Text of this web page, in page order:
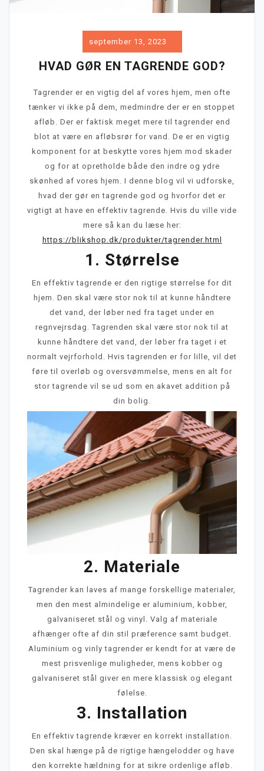
september 13, 2023
HVAD GØR EN TAGRENDE GOD?
Tagrender er en vigtig del af vores hjem, men ofte
tænker vi ikke på dem, medmindre der er en stoppet
afløb. Der er faktisk meget mere til tagrender end
blot at være en afløbsrør for vand. De er en vigtig
komponent for at beskytte vores hjem mod skader
og for at opretholde både den indre og ydre
skønhed af vores hjem. I denne blog vil vi udforske,
hvad der gør en tagrende god og hvorfor det er
vigtigt at have en effektiv tagrende. Hvis du ville vide
mere så kan du læse her:
https://blikshop.dk/produkter/tagrender.html
1. Størrelse
En effektiv tagrende er den rigtige størrelse for dit
hjem. Den skal være stor nok til at kunne håndtere
det vand, der løber ned fra taget under en
regnvejrsdag. Tagrenden skal være stor nok til at
kunne håndtere det vand, der løber fra taget i et
normalt vejrforhold. Hvis tagrenden er for lille, vil det
føre til overløb og oversvømmelse, mens en alt for
stor tagrende vil se ud som en akavet addition på
din bolig.
2. Materiale
Tagrender kan laves af mange forskellige materialer,
men den mest almindelige er aluminium, kobber,
galvaniseret stål og vinyl. Valg af materiale
afhænger ofte af din stil præference samt budget.
Aluminium og vinly tagrender er kendt for at være de
mest prisvenlige muligheder, mens kobber og
galvaniseret stål giver en mere klassisk og elegant
følelse.
3. Installation
En effektiv tagrende kræver en korrekt installation.
Den skal hænge på de rigtige hængelodder og have
den korrekte hældning for at sikre ordenlige afløb.